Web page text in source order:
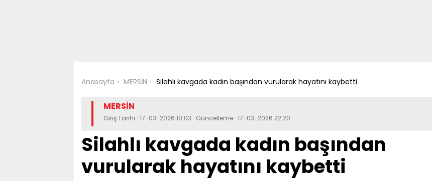
Anasayfa MERSİN Silahlı kavgada kadın başından vurularak hayatını kaybetti
MERSİN
Giriş Tarihi : 17-03-2026 10:03 Güncelleme : 17-03-2026 22:20
Silahlı kavgada kadın başından
vurularak hayatını kaybetti